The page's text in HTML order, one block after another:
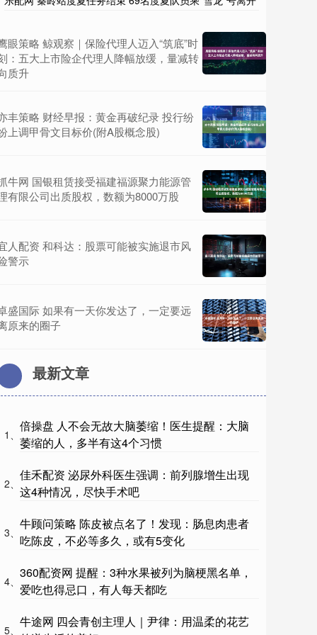
眼策略 鲸观察｜保险代理人迈入“筑底”时
：五大上市险企代理人降幅放缓，量减转
质升
丰策略 财经早报：黄金再破纪录 投行纷
上调甲骨文目标价(附A股概念股)
牛网 国银租赁接受福建福源聚力能源管
有限公司出质股权，数额为8000万股
人配资 和科达：股票可能被实施退市风
警示
盛国际 如果有一天你发达了，一定要远
原来的圈子
最新文章
1、
倍操盘 人不会无故大脑萎缩！医生提醒：大脑
萎缩的人，多半有这4个习惯
2、
佳禾配资 泌尿外科医生强调：前列腺增生出现
这4种情况，尽快手术吧
3、
牛顾问策略 陈皮被点名了！发现：肠息肉患者
吃陈皮，不必等多久，或有5变化
4、
360配资网 提醒：3种水果被列为脑梗黑名单，
爱吃也得忌口，有人每天都吃
5、
牛途网 四会青创主理人｜尹律：用温柔的花艺